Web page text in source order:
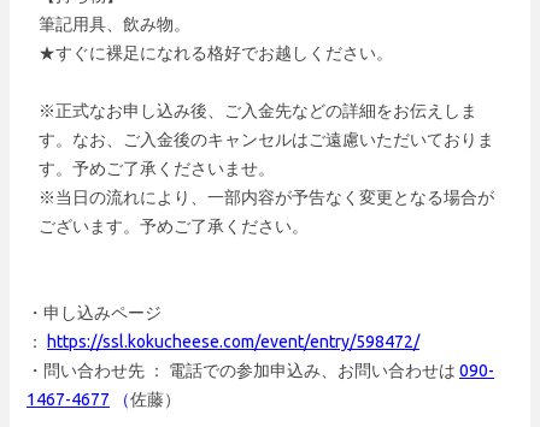
筆記用具、飲み物。
★すぐに裸足になれる格好でお越しください。
※正式なお申し込み後、ご入金先などの詳細をお伝えしま
す。なお、ご入金後のキャンセルはご遠慮いただいておりま
す。予めご了承くださいませ。
※当日の流れにより、一部内容が予告なく変更となる場合が
ございます。予めご了承ください。
・申し込みページ
：
https://ssl.kokucheese.com/event/entry/598472/
・問い合わせ先 ： 電話での参加申込み、お問い合わせは 090-
1467-4677 （佐藤）